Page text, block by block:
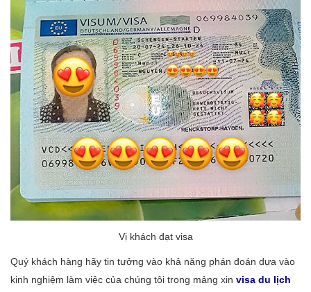
Vị khách đạt visa
Quý khách hàng hãy tin tưởng vào khả năng phán đoán dựa vào
kinh nghiệm làm việc của chúng tôi trong mảng xin visa du lịch